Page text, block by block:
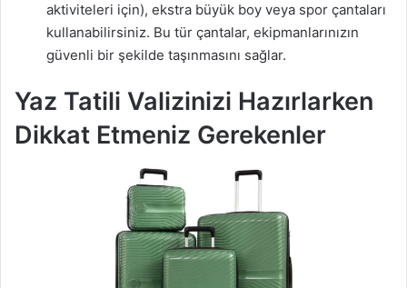
aktiviteleri için), ekstra büyük boy veya spor çantaları
kullanabilirsiniz. Bu tür çantalar, ekipmanlarınızın
güvenli bir şekilde taşınmasını sağlar.
Yaz Tatili Valizinizi Hazırlarken
Dikkat Etmeniz Gerekenler